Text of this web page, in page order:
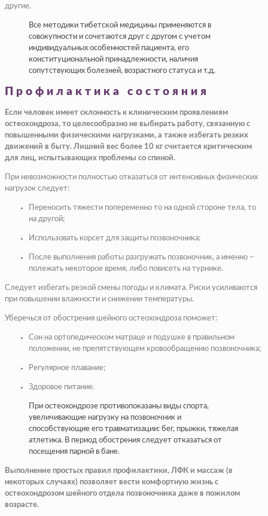
другие.
Все методики тибетской медицины применяются в
совокупности и сочетаются друг с другом с учетом
индивидуальных особенностей пациента, его
конституциональной принадлежности, наличия
сопутствующих болезней, возрастного статуса и т.д.
Профилактика состояния
Если человек имеет склонность к клиническим проявлениям
остеохондроза, то целесообразно не выбирать работу, связанную с
повышенными физическими нагрузками, а также избегать резких
движений в быту. Лишний вес более 10 кг считается критическим
для лиц, испытывающих проблемы со спиной.
При невозможности полностью отказаться от интенсивных физических
нагрузок следует:
Переносить тяжести попеременно то на одной стороне тела, то
на другой;
Использовать корсет для защиты позвоночника;
После выполнения работы разгружать позвоночник, а именно –
полежать некоторое время, либо повисеть на турнике.
Следует избегать резкой смены погоды и климата. Риски усиливаются
при повышении влажности и снижении температуры.
Уберечься от обострения шейного остеохондроза поможет:
Сон на ортопедическом матраце и подушке в правильном
положении, не препятствующем кровообращению позвоночника;
Регулярное плавание;
Здоровое питание.
При остеохондрозе противопоказаны виды спорта,
увеличивающие нагрузку на позвоночник и
способствующие его травматизации: бег, прыжки, тяжелая
атлетика. В период обострения следует отказаться от
посещения парной в бане.
Выполнение простых правил профилактики, ЛФК и массаж (в
некоторых случаях) позволяет вести комфортную жизнь с
остеохондрозом шейного отдела позвоночника даже в пожилом
возрасте.